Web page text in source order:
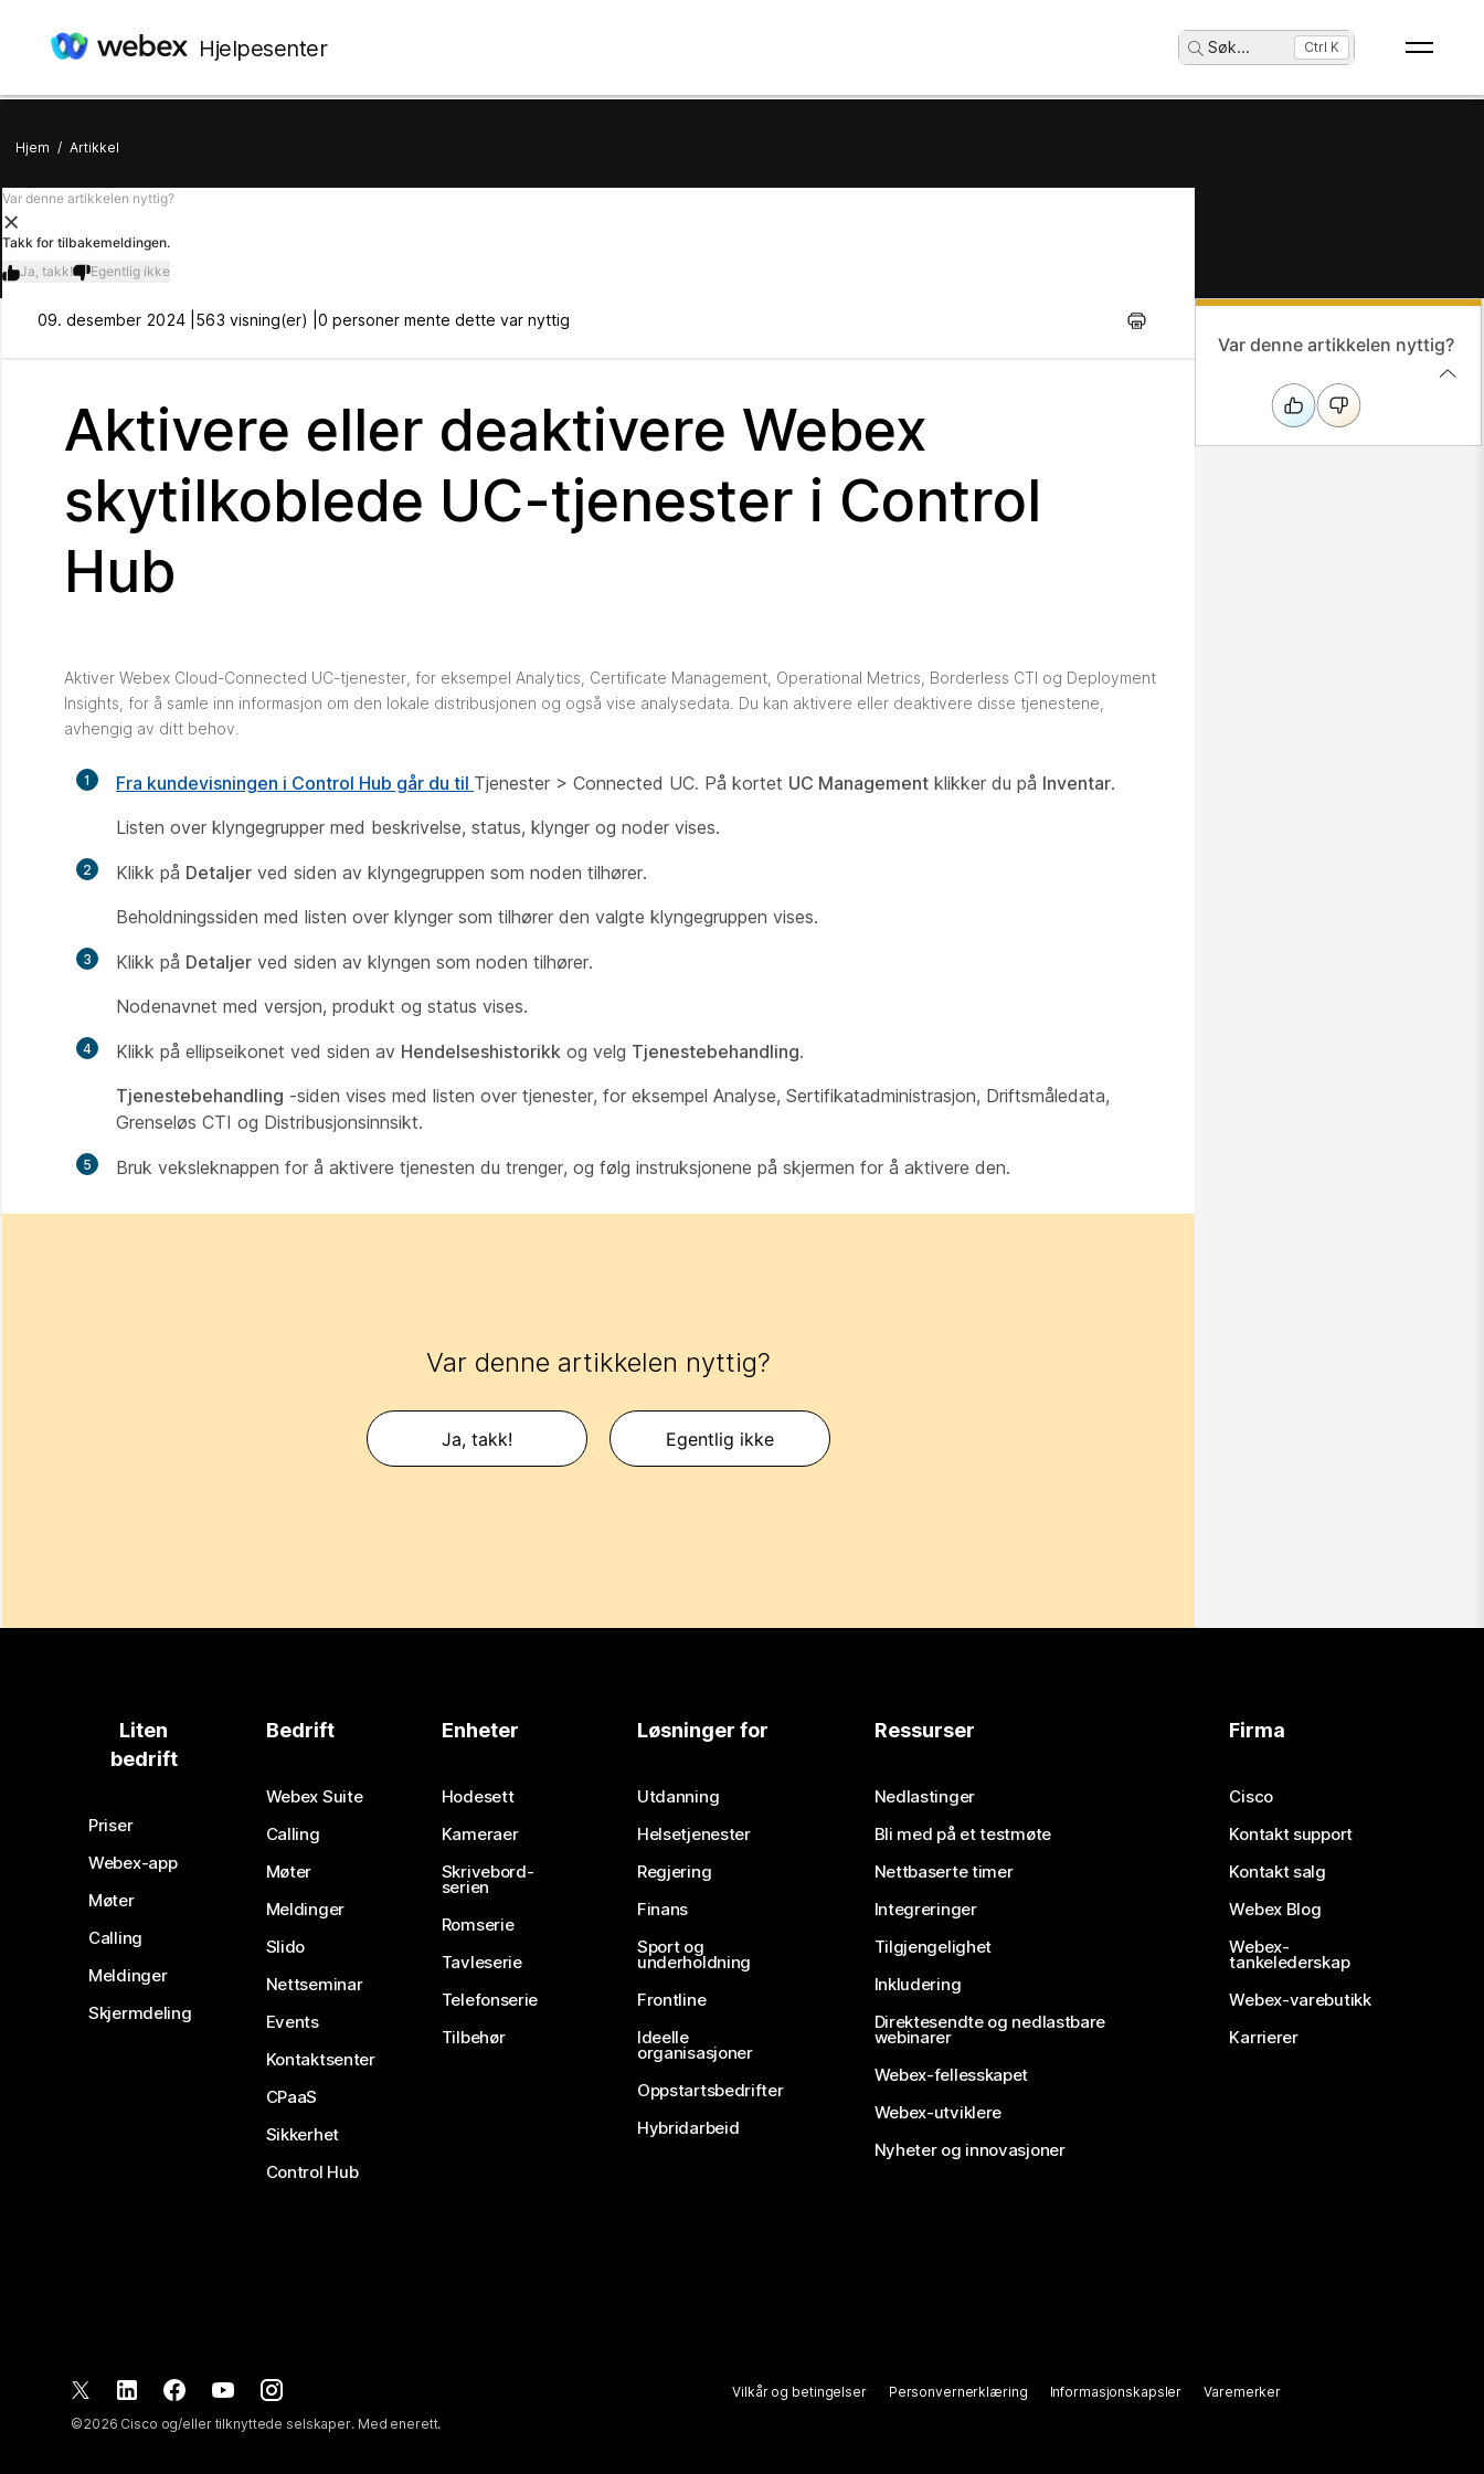
Hjelpesenter Søk... Ctrl K
Hjem / Artikkel
Var denne artikkelen nyttig?
Takk for tilbakemeldingen.
Ja, takk!
Egentlig ikke
09. desember 2024 | 563 visning(er) | 0 personer mente dette var nyttig
Aktivere eller deaktivere Webex
skytilkoblede UC-tjenester i Control
Hub
Aktiver Webex Cloud-Connected UC-tjenester, for eksempel Analytics, Certificate Management, Operational Metrics, Borderless CTI og Deployment
Insights, for å samle inn informasjon om den lokale distribusjonen og også vise analysedata. Du kan aktivere eller deaktivere disse tjenestene,
avhengig av ditt behov.
1 Fra kundevisningen i Control Hub går du til Tjenester > Connected UC. På kortet UC Management klikker du på Inventar.
Listen over klyngegrupper med beskrivelse, status, klynger og noder vises.
2 Klikk på Detaljer ved siden av klyngegruppen som noden tilhører.
Beholdningssiden med listen over klynger som tilhører den valgte klyngegruppen vises.
3 Klikk på Detaljer ved siden av klyngen som noden tilhører.
Nodenavnet med versjon, produkt og status vises.
4 Klikk på ellipseikonet ved siden av Hendelseshistorikk og velg Tjenestebehandling.
Tjenestebehandling -siden vises med listen over tjenester, for eksempel Analyse, Sertifikatadministrasjon, Driftsmåledata,
Grenseløs CTI og Distribusjonsinnsikt.
5 Bruk veksleknappen for å aktivere tjenesten du trenger, og følg instruksjonene på skjermen for å aktivere den.
Var denne artikkelen nyttig?
Ja, takk! Egentlig ikke
Var denne artikkelen nyttig?
Liten
bedrift
Priser
Webex-app
Møter
Calling
Meldinger
Skjermdeling
Bedrift
Webex Suite
Calling
Møter
Meldinger
Slido
Nettseminar
Events
Kontaktsenter
CPaaS
Sikkerhet
Control Hub
Enheter
Hodesett
Kameraer
Skrivebord-
serien
Romserie
Tavleserie
Telefonserie
Tilbehør
Løsninger for
Utdanning
Helsetjenester
Regjering
Finans
Sport og
underholdning
Frontline
Ideelle
organisasjoner
Oppstartsbedrifter
Hybridarbeid
Ressurser
Nedlastinger
Bli med på et testmøte
Nettbaserte timer
Integreringer
Tilgjengelighet
Inkludering
Direktesendte og nedlastbare
webinarer
Webex-fellesskapet
Webex-utviklere
Nyheter og innovasjoner
Firma
Cisco
Kontakt support
Kontakt salg
Webex Blog
Webex-
tankelederskap
Webex-varebutikk
Karrierer
©2026 Cisco og/eller tilknyttede selskaper. Med enerett.
Vilkår og betingelser Personvernerklæring Informasjonskapsler Varemerker